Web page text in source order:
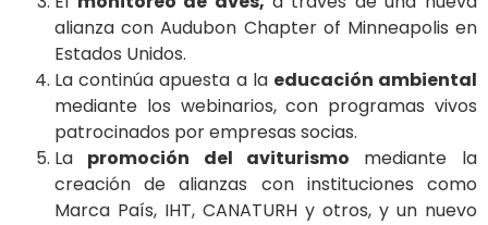
alianza con Audubon Chapter of Minneapolis en
Estados Unidos.
La continúa apuesta a la educación ambiental
mediante los webinarios, con programas vivos
patrocinados por empresas socias.
La promoción del aviturismo mediante la
creación de alianzas con instituciones como
Marca País, IHT, CANATURH y otros, y un nuevo